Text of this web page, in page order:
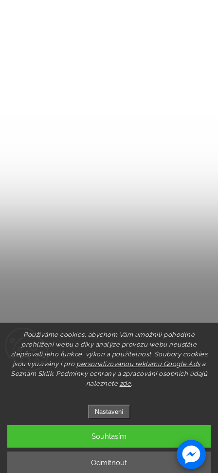
Používáme cookies, abychom Vám umožnili pohodlné
prohlížení webu a díky analýze provozu webu neustále
zlepšovali jeho funkce, výkon a použitelnost. Soubory cookies
jsou využívány i pro personalizovanou reklamu Google Adsa
Seznam Sklik. Podmínky ochrany a zpracování osobních údajů
naleznete zde.
Nastavení
Odmítnout
Souhlasím
Copyright 2026Pastry.cz. Všechna práva vyhrazena.